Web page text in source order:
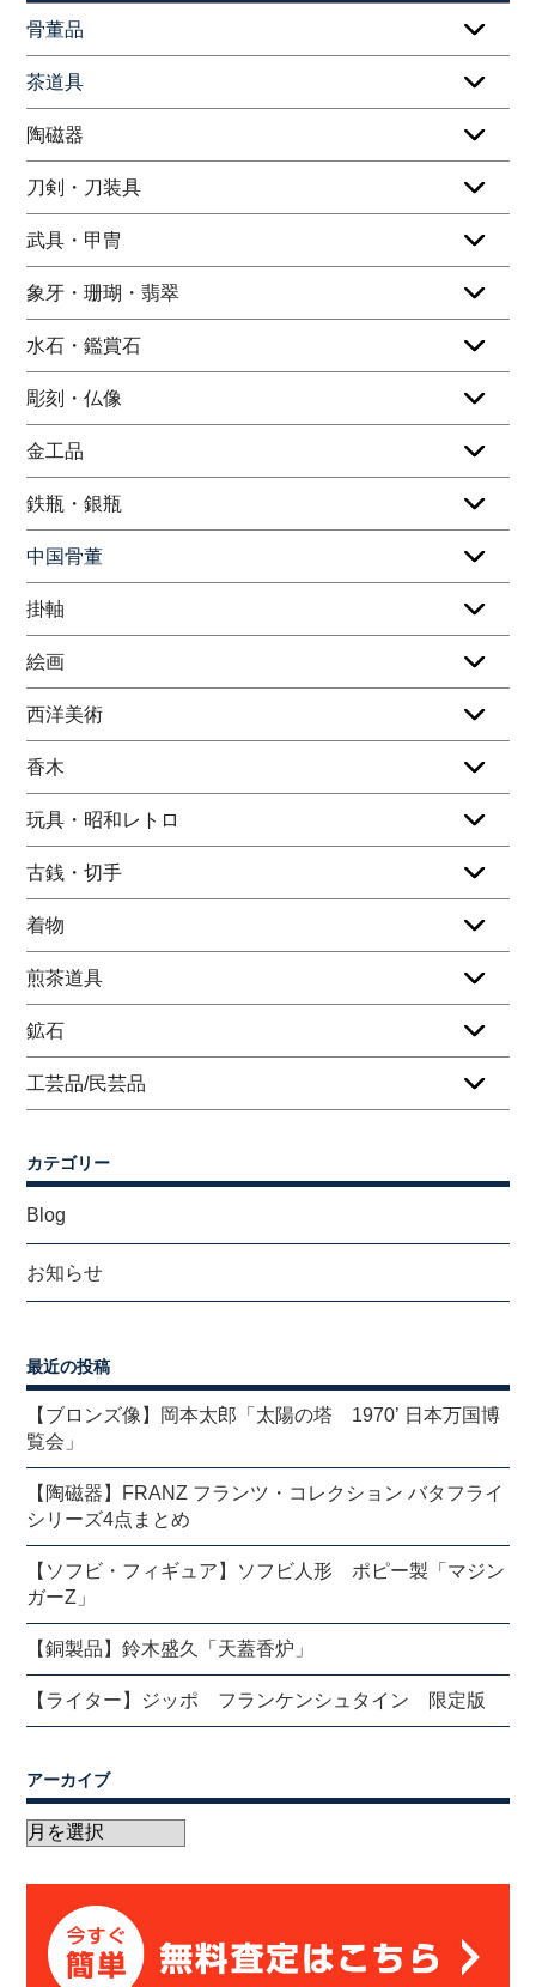
骨董品
茶道具
陶磁器
刀剣・刀装具
武具・甲冑
象牙・珊瑚・翡翠
水石・鑑賞石
彫刻・仏像
金工品
鉄瓶・銀瓶
中国骨董
掛軸
絵画
西洋美術
香木
玩具・昭和レトロ
古銭・切手
着物
煎茶道具
鉱石
工芸品/民芸品
カテゴリー
Blog
お知らせ
最近の投稿
【ブロンズ像】岡本太郎「太陽の塔 1970’ 日本万国博
覧会」
【陶磁器】FRANZ フランツ・コレクション バタフライ
シリーズ4点まとめ
【ソフビ・フィギュア】ソフビ人形 ポピー製「マジン
ガーZ」
【銅製品】鈴木盛久「天蓋香炉」
【ライター】ジッポ フランケンシュタイン 限定版
アーカイブ